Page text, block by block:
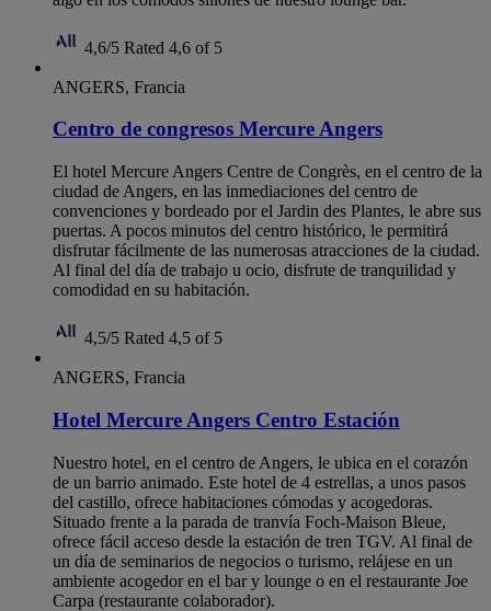
4,6/5 Rated 4,6 of 5
ANGERS, Francia
Centro de congresos Mercure Angers
El hotel Mercure Angers Centre de Congrès, en el centro de la
ciudad de Angers, en las inmediaciones del centro de
convenciones y bordeado por el Jardin des Plantes, le abre sus
puertas. A pocos minutos del centro histórico, le permitirá
disfrutar fácilmente de las numerosas atracciones de la ciudad.
Al final del día de trabajo u ocio, disfrute de tranquilidad y
comodidad en su habitación.
4,5/5 Rated 4,5 of 5
ANGERS, Francia
Hotel Mercure Angers Centro Estación
Nuestro hotel, en el centro de Angers, le ubica en el corazón
de un barrio animado. Este hotel de 4 estrellas, a unos pasos
del castillo, ofrece habitaciones cómodas y acogedoras.
Situado frente a la parada de tranvía Foch-Maison Bleue,
ofrece fácil acceso desde la estación de tren TGV. Al final de
un día de seminarios de negocios o turismo, relájese en un
ambiente acogedor en el bar y lounge o en el restaurante Joe
Carpa (restaurante colaborador).